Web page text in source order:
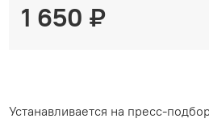
1 650 ₽
Устанавливается на пресс-